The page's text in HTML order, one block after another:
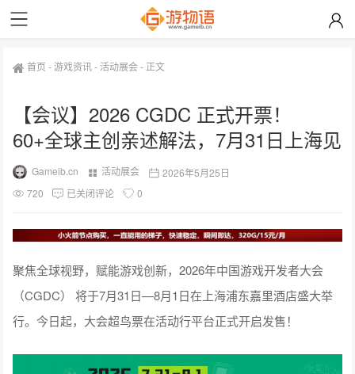
首页 -游戏资讯-活动展会- 正文
【会议】2026 CGDC 正式开票！
60+全球主创亲述解法，7月31日上海见
Gameib.cn 活动展会
2026年5月25日
720
已关闭评论 0
聚焦全球视野，赋能游戏创新，2026年中国游戏开发者大会
（CGDC） 将于7月31日—8月1日在上海浦东嘉里酒店盛大举
行。今日起，大会超鸟票在活动行平台正式开启发售！